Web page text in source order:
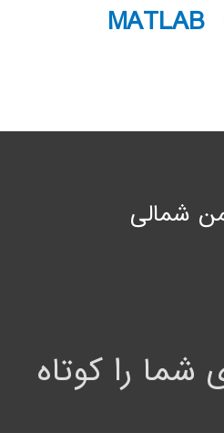
MATLAB
شما را کوتاه